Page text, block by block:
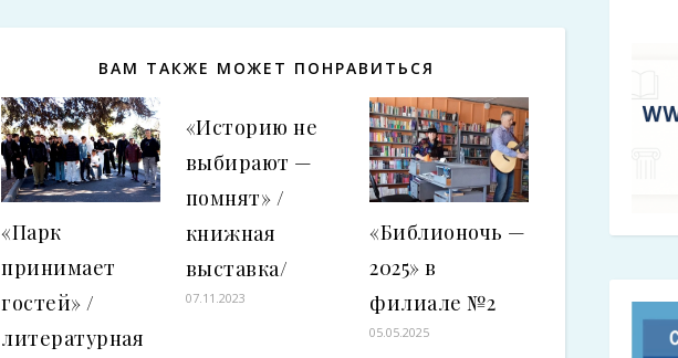
ВАМ ТАКЖЕ МОЖЕТ ПОНРАВИТЬСЯ
«Парк
принимает
гостей» /
литературная
«Историю не
выбирают —
помнят» /
книжная
выставка/
07.11.2023
«Библионочь —
2025» в
филиале №2
05.05.2025